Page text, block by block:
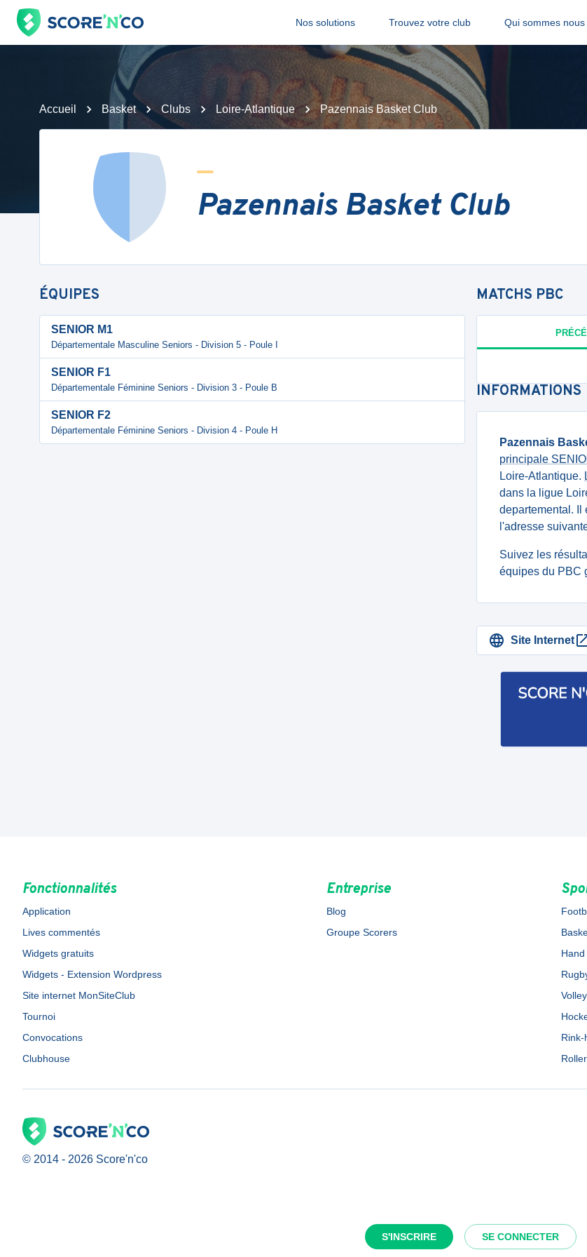
Nos solutions Trouvez votre club Qui sommes nous
S'INSCRIRE SE CONNECTER
Accueil Basket Clubs Loire-Atlantique Pazennais Basket Club
Pazennais Basket Club
ÉQUIPES
SENIOR M1
Départementale Masculine Seniors - Division 5 - Poule I
SENIOR F1
Départementale Féminine Seniors - Division 3 - Poule B
SENIOR F2
Départementale Féminine Seniors - Division 4 - Poule H
MATCHS PBC
INFORMATIONS
Pazennais
principale
Loire-Atlantique.
dans la ligue
departemental. Il
l'adresse
Suivez les
équipes du PBC
Site Internet
Fonctionnalités
Application
Lives commentés
Widgets gratuits
Widgets - Extension Wordpress
Site internet MonSiteClub
Tournoi
Convocations
Clubhouse
Entreprise
Blog
Groupe Scorers
Hand
Volley
Rink-
© 2014 - 2026 Score'n'co